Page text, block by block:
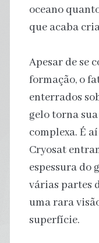
oceano
que acaba
Apesar de se
formação, o
enterrados
gelo torna
complexa. É
Cryosat
espessura do
várias partes
uma rara
superfície.